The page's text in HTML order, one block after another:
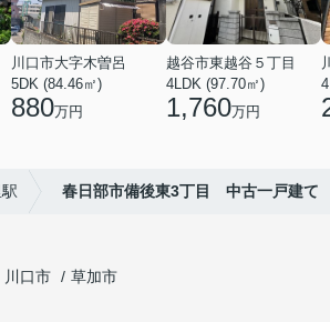
川口市大字木曽呂
5DK (84.46㎡)
880万円
越谷市東越谷５丁目
4LDK (97.70㎡)
1,760万円
春日部市備後東3丁目 中古一戸建て
川口市
草加市